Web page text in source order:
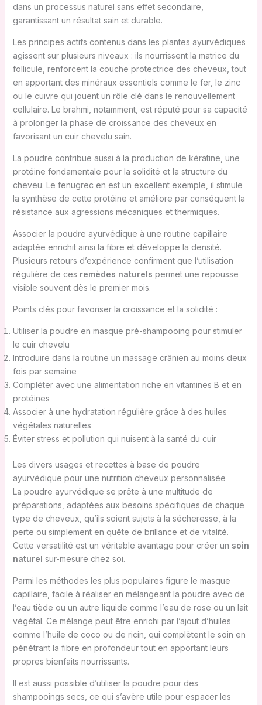
dans un processus naturel sans effet secondaire,
garantissant un résultat sain et durable.
Les principes actifs contenus dans les plantes ayurvédiques
agissent sur plusieurs niveaux : ils nourrissent la matrice du
follicule, renforcent la couche protectrice des cheveux, tout
en apportant des minéraux essentiels comme le fer, le zinc
ou le cuivre qui jouent un rôle clé dans le renouvellement
cellulaire. Le brahmi, notamment, est réputé pour sa capacité
à prolonger la phase de croissance des cheveux en
favorisant un cuir chevelu sain.
La poudre contribue aussi à la production de kératine, une
protéine fondamentale pour la solidité et la structure du
cheveu. Le fenugrec en est un excellent exemple, il stimule
la synthèse de cette protéine et améliore par conséquent la
résistance aux agressions mécaniques et thermiques.
Associer la poudre ayurvédique à une routine capillaire
adaptée enrichit ainsi la fibre et développe la densité.
Plusieurs retours d’expérience confirment que l’utilisation
régulière de ces remèdes naturels permet une repousse
visible souvent dès le premier mois.
Points clés pour favoriser la croissance et la solidité :
Utiliser la poudre en masque pré-shampooing pour stimuler
le cuir chevelu
Introduire dans la routine un massage crânien au moins deux
fois par semaine
Compléter avec une alimentation riche en vitamines B et en
protéines
Associer à une hydratation régulière grâce à des huiles
végétales naturelles
Éviter stress et pollution qui nuisent à la santé du cuir
Les divers usages et recettes à base de poudre
ayurvédique pour une nutrition cheveux personnalisée
La poudre ayurvédique se prête à une multitude de
préparations, adaptées aux besoins spécifiques de chaque
type de cheveux, qu’ils soient sujets à la sécheresse, à la
perte ou simplement en quête de brillance et de vitalité.
Cette versatilité est un véritable avantage pour créer un soin
naturel sur-mesure chez soi.
Parmi les méthodes les plus populaires figure le masque
capillaire, facile à réaliser en mélangeant la poudre avec de
l’eau tiède ou un autre liquide comme l’eau de rose ou un lait
végétal. Ce mélange peut être enrichi par l’ajout d’huiles
comme l’huile de coco ou de ricin, qui complètent le soin en
pénétrant la fibre en profondeur tout en apportant leurs
propres bienfaits nourrissants.
Il est aussi possible d’utiliser la poudre pour des
shampooings secs, ce qui s’avère utile pour espacer les